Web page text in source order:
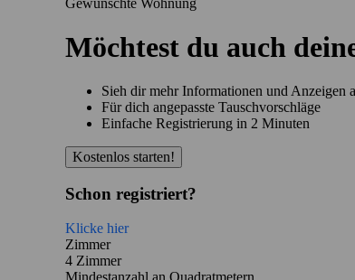
Möchtest du auch
Sieh dir mehr Informationen und Anzeigen
Für dich angepasste Tauschvorschläge
Einfache Registrierung in 2 Minuten
Kostenlos starten!
Schon registriert?
Klicke hier
Zimmer
4 Zimmer
Mindestanzahl an Quadratmetern